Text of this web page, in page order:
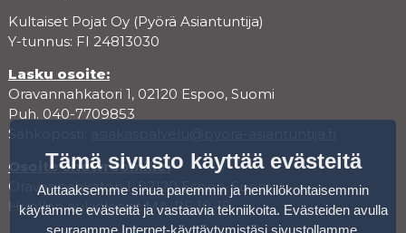
Kultaiset Pojat Oy (Pyörä Asiantuntija)
Y-tunnus: FI 24813030
Lasku osoite:
Oravannahkatori 1, 02120 Espoo, Suomi
Puh. 040-7709853
Sähköposti:
Osoite showroomille:
Oravannahkatori 1, 02120 Espoo, Suomi
Huollon aukioloajat MA-PE 10-18
Tämä sivusto käyttää evästeitä
Auttaaksemme sinua paremmin ja henkilökohtaisemmin
käytämme evästeitä ja vastaavia tekniikoita. Evästeiden avulla
seuraamme Internet-käyttäytymistäsi sivustollamme.